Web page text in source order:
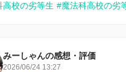
高校の劣等生 #魔法科高校の劣
みーしゃんの感想・評価
2026/06/24 13:27